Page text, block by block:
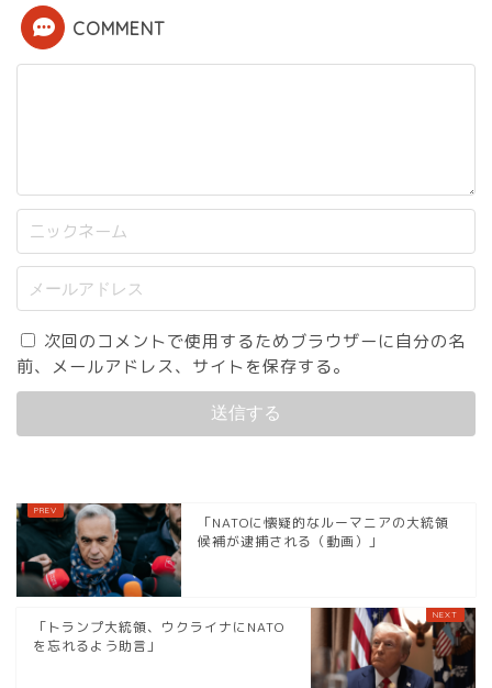
COMMENT
次回のコメントで使用するためブラウザーに自分の名
前、メールアドレス、サイトを保存する。
「NATOに懐疑的なルーマニアの大統領
候補が逮捕される（動画）」
「トランプ大統領、ウクライナにNATO
を忘れるよう助言」